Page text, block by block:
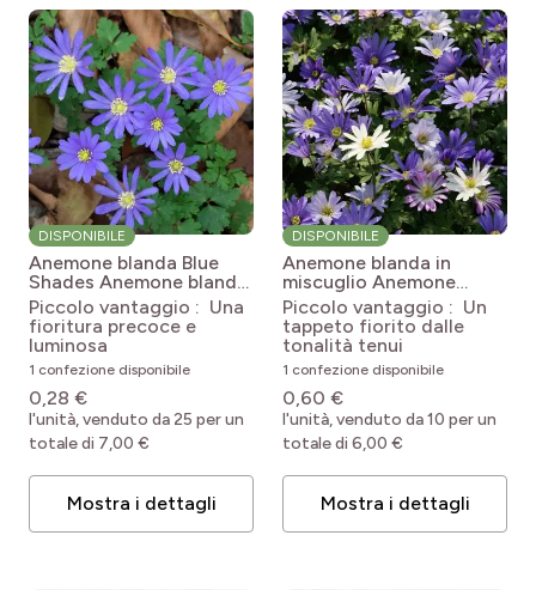
DISPONIBILE
Anemone blanda Blue
Shades Anemone blanda
Blue Shades
Piccolo vantaggio : Una
fioritura precoce e
luminosa
1 confezione disponibile
0,28 €
l'unità, venduto da 25 per un
totale di 7,00 €
Mostra i dettagli
DISPONIBILE
Anemone blanda in
miscuglio Anemone
blanda Mix
Piccolo vantaggio : Un
tappeto fiorito dalle
tonalità tenui
1 confezione disponibile
0,60 €
l'unità, venduto da 10 per un
totale di 6,00 €
Mostra i dettagli